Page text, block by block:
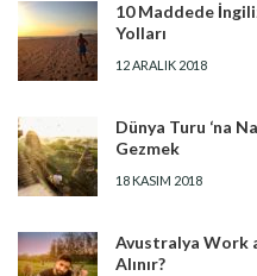
10 Maddede
Yolları
12 ARALIK 2018
Dünya Turu ‘na
Gezmek
18 KASIM 2018
Avustralya Work
Alınır?